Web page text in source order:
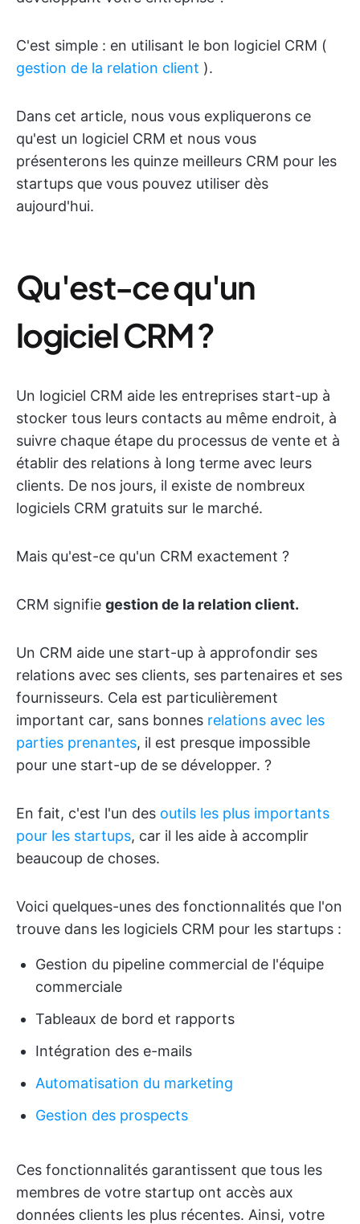
C'est simple : en utilisant le bon logiciel CRM (
gestion de la relation client ).
Dans cet article, nous vous expliquerons ce
qu'est un logiciel CRM et nous vous
présenterons les quinze meilleurs CRM pour les
startups que vous pouvez utiliser dès
aujourd'hui.
Qu'est-ce qu'un
logiciel CRM ?
Un logiciel CRM aide les entreprises start-up à
stocker tous leurs contacts au même endroit, à
suivre chaque étape du processus de vente et à
établir des relations à long terme avec leurs
clients. De nos jours, il existe de nombreux
logiciels CRM gratuits sur le marché.
Mais qu'est-ce qu'un CRM exactement ?
CRM signifie gestion de la relation client.
Un CRM aide une start-up à approfondir ses
relations avec ses clients, ses partenaires et ses
fournisseurs. Cela est particulièrement
important car, sans bonnes relations avec les
parties prenantes, il est presque impossible
pour une start-up de se développer. ?
En fait, c'est l'un des outils les plus importants
pour les startups, car il les aide à accomplir
beaucoup de choses.
Voici quelques-unes des fonctionnalités que l'on
trouve dans les logiciels CRM pour les startups :
Gestion du pipeline commercial de l'équipe
commerciale
Tableaux de bord et rapports
Intégration des e-mails
Automatisation du marketing
Gestion des prospects
Ces fonctionnalités garantissent que tous les
membres de votre startup ont accès aux
données clients les plus récentes. Ainsi, votre